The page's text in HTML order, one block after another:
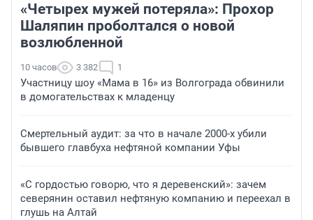
«Четырех мужей потеряла»: Прохор
Шаляпин проболтался о новой
возлюбленной
10 часов 3 382 1
Участницу шоу «Мама в 16» из Волгограда обвинили
в домогательствах к младенцу
Смертельный аудит: за что в начале 2000-х убили
бывшего главбуха нефтяной компании Уфы
«С гордостью говорю, что я деревенский»: зачем
северянин оставил нефтяную компанию и переехал в
глушь на Алтай